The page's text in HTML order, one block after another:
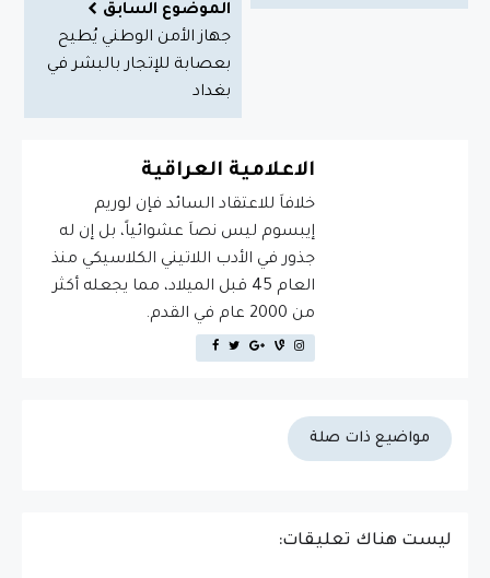
الموضوع السابق
جهاز الأمن الوطني يُطيح
بعصابة للإتجار بالبشر في
بغداد
الاعلامية العراقية
خلافاَ للاعتقاد السائد فإن لوريم
إيبسوم ليس نصاَ عشوائياً، بل إن له
جذور في الأدب اللاتيني الكلاسيكي منذ
العام 45 قبل الميلاد، مما يجعله أكثر
من 2000 عام في القدم.
مواضيع ذات صلة
ليست هناك تعليقات: